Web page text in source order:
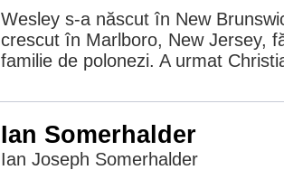
Wesley s-a născut în New
crescut în Marlboro, New Jersey,
familie de polonezi. A urmat
Ian Somerhalder
Ian Joseph Somerhalder